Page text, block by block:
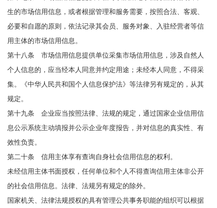
生的市场信用信息，或者根据管理和服务需要，按照合法、客观、
必要和自愿的原则，依法记录其会员、服务对象、入驻经营者等信
用主体的市场信用信息。
第十八条 市场信用信息提供单位采集市场信用信息，涉及自然人
个人信息的，应当经本人同意并约定用途；未经本人同意，不得采
集。《中华人民共和国个人信息保护法》等法律另有规定的，从其
规定。
第十九条 企业应当按照法律、法规的规定，通过国家企业信用信
息公示系统主动填报并公示企业年度报告，并对信息的真实性、有
效性负责。
第二十条 信用主体享有查询自身社会信用信息的权利。
未经信用主体书面授权，任何单位和个人不得查询信用主体非公开
的社会信用信息。法律、法规另有规定的除外。
国家机关、法律法规授权的具有管理公共事务职能的组织可以根据